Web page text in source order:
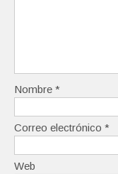
Nombre *
Correo electrónico *
Web